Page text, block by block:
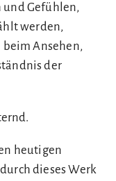
und Gefühlen,
werden,
Ansehen,
der
heutigen
dieses Werk